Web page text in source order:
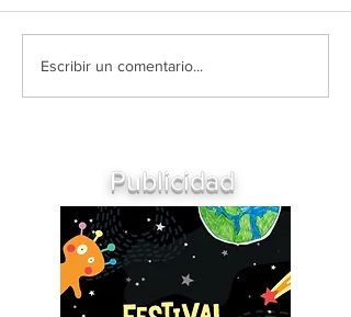
Escribir un comentario...
Publicidad